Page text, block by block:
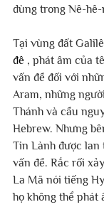
dùng trong Nê-hê-
Tại vùng đất
đê , phát âm của
vấn đề đối với
Aram, những
Thánh và cầu
Hebrew. Nhưng
Tin Lành được lan
vấn đề. Rắc rối
La Mã nói tiếng
họ không thể phát